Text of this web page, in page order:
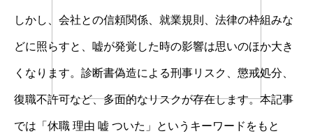
しかし、会社との信頼関係、就業規則、法律の枠組みな
どに照らすと、嘘が発覚した時の影響は思いのほか大き
くなります。診断書偽造による刑事リスク、懲戒処分、
復職不許可など、多面的なリスクが存在します。本記事
では「休職 理由 嘘 ついた」というキーワードをもと